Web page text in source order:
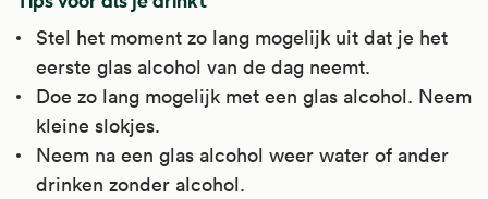
Stel het moment zo lang mogelijk uit dat je het
eerste glas alcohol van de dag neemt.
Doe zo lang mogelijk met een glas alcohol. Neem
kleine slokjes.
Neem na een glas alcohol weer water of ander
drinken zonder alcohol.